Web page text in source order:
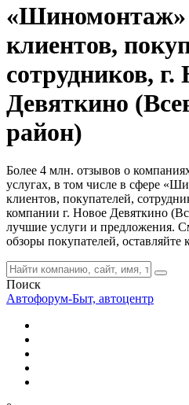
клиентов,
сотрудников, г.
Девяткино
район)
Более 4 млн. отзывов о
услугах, в том числе в сфере
клиентов, покупателей,
компании г. Новое Девяткино
лучшие услуги и предложения.
обзоры покупателей,
Поиск
Автофорум-Быт, автоцентр